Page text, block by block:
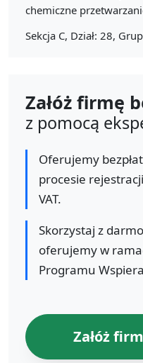
chemiczne
Sekcja C, Dział: 28,
Załóż firmę
z pomocą
Oferujemy
procesie
VAT.
Skorzystaj z
oferujemy w
Programu
Załóż